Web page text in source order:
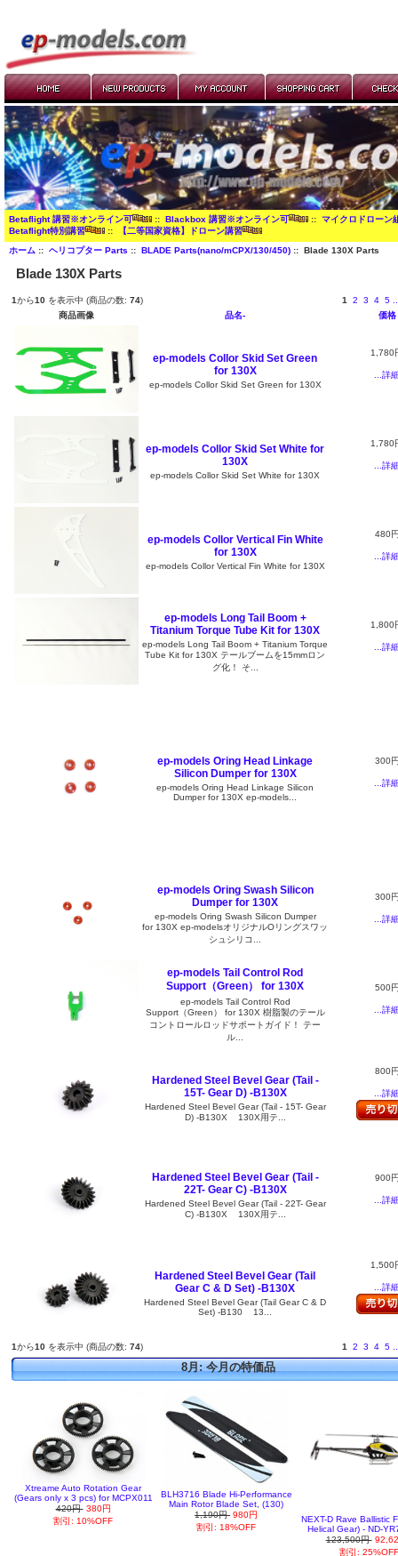
Betaflight 講習※オンライン可 :: Blackbox 講習※オンライン可 :: マイクロドローン
Betaflight特別講習
:: 【二等国家資格】ドローン講習
ホーム:: ヘリコプター Parts :: BLADE Parts(nano/mCPX/130/450):: Blade 130X Parts
Blade 130X Parts
1から10 を表示中 (商品の数: 74) 1 2 3 4 5
商品画像
品名- 価格
ep-models Collor Skid Set Green
for 130X
ep-models Collor Skid Set Green for 130X
1,780
...詳
ep-models Collor Skid Set White for
130X
ep-models Collor Skid Set White for 130X
1,780
...詳
ep-models Collor Vertical Fin White
for 130X
ep-models Collor Vertical Fin White for 130X
480
...詳
ep-models Long Tail Boom +
Titanium Torque Tube Kit for 130X
ep-models Long Tail Boom + Titanium Torque
Tube Kit for 130X テールブームを15mmロン
グ化！ そ...
1,800
...詳
ep-models Oring Head Linkage
Silicon Dumper for 130X
ep-models Oring Head Linkage Silicon
Dumper for 130X ep-models...
300
...詳
ep-models Oring Swash Silicon
Dumper for 130X
ep-models Oring Swash Silicon Dumper
for 130X ep-modelsオリジナルOリングスワッ
シュシリコ...
300
...詳
ep-models Tail Control Rod
Support（Green） for 130X
ep-models Tail Control Rod
Support（Green） for 130X 樹脂製のテール
コントロールロッドサポートガイド！ テー
ル...
500
...詳
Hardened Steel Bevel Gear (Tail -
15T- Gear D) -B130X
Hardened Steel Bevel Gear (Tail - 15T- Gear
D) -B130X 130X用テ...
800
...詳
Hardened Steel Bevel Gear (Tail -
22T- Gear C) -B130X
Hardened Steel Bevel Gear (Tail - 22T- Gear
C) -B130X 130X用テ...
900
...詳
Hardened Steel Bevel Gear (Tail
Gear C & D Set) -B130X
Hardened Steel Bevel Gear (Tail Gear C & D
Set) -B130 13...
1,500
...詳
1から10 を表示中 (商品の数: 74) 1 2 3 4 5
8月: 今月の特価品
Xtreame Auto Rotation Gear
(Gears only x 3 pcs) for MCPX011
420円 380円
割引: 10%OFF
BLH3716 Blade Hi-Performance
Main Rotor Blade Set, (130)
1,190円 980円
割引: 18%OFF
NEXT-D Rave Ballistic
Helical Gear) - ND-
123,500円
割引: